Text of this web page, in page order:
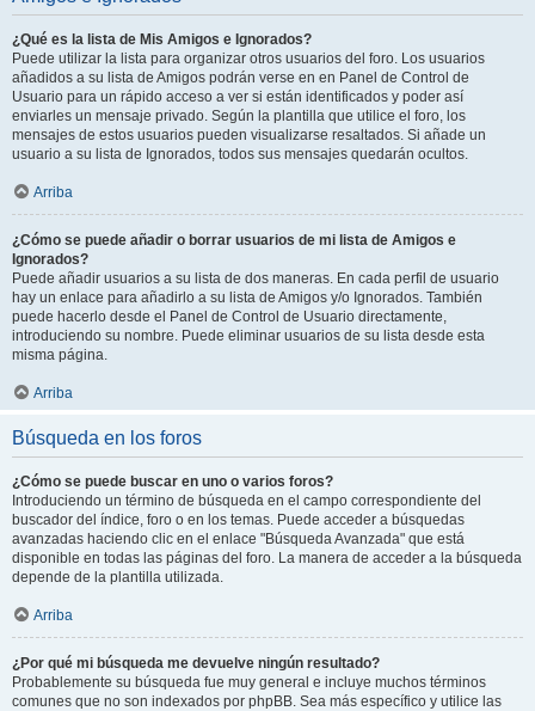
¿Qué es la lista de Mis Amigos e Ignorados?
Puede utilizar la lista para organizar otros usuarios del foro. Los usuarios
añadidos a su lista de Amigos podrán verse en en Panel de Control de
Usuario para un rápido acceso a ver si están identificados y poder así
enviarles un mensaje privado. Según la plantilla que utilice el foro, los
mensajes de estos usuarios pueden visualizarse resaltados. Si añade un
usuario a su lista de Ignorados, todos sus mensajes quedarán ocultos.
Arriba
¿Cómo se puede añadir o borrar usuarios de mi lista de Amigos e
Ignorados?
Puede añadir usuarios a su lista de dos maneras. En cada perfil de usuario
hay un enlace para añadirlo a su lista de Amigos y/o Ignorados. También
puede hacerlo desde el Panel de Control de Usuario directamente,
introduciendo su nombre. Puede eliminar usuarios de su lista desde esta
misma página.
Arriba
Búsqueda en los foros
¿Cómo se puede buscar en uno o varios foros?
Introduciendo un término de búsqueda en el campo correspondiente del
buscador del índice, foro o en los temas. Puede acceder a búsquedas
avanzadas haciendo clic en el enlace "Búsqueda Avanzada" que está
disponible en todas las páginas del foro. La manera de acceder a la búsqueda
depende de la plantilla utilizada.
Arriba
¿Por qué mi búsqueda me devuelve ningún resultado?
Probablemente su búsqueda fue muy general e incluye muchos términos
comunes que no son indexados por phpBB. Sea más específico y utilice las